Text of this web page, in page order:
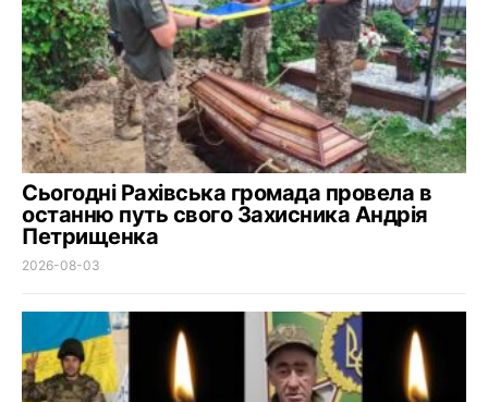
Сьогодні Рахівська громада провела в
останню путь свого Захисника Андрія
Петрищенка
2026-08-03